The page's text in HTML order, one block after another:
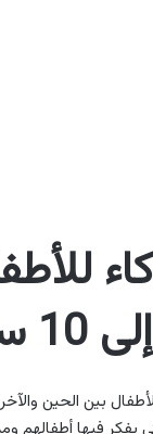
بين الحين
يفكر فيها